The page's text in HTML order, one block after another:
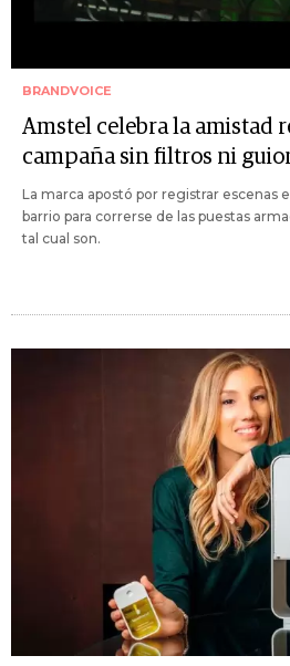
BRANDVOICE
Amstel celebra la amistad
campaña sin filtros ni
La marca apostó por registrar escenas
barrio para correrse de las puestas
tal cual son.